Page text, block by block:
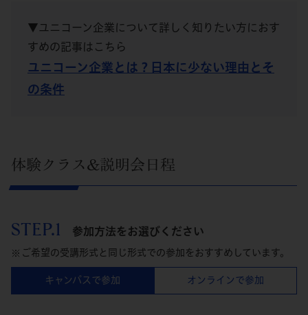
▼ユニコーン企業について詳しく知りたい方におす
すめの記事はこちら
ユニコーン企業とは？日本に少ない理由とそ
の条件
体験クラス&説明会日程
STEP.1 参加方法をお選びください
ご希望の受講形式と同じ形式での参加をおすすめしています。
キャンパスで参加 オンラインで参加